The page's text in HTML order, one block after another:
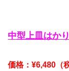
中型上皿はか
価格：¥6,480（